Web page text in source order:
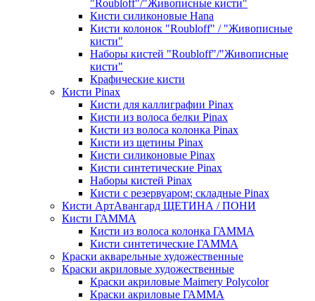
"Roubloff"/"Живописные кисти"
Кисти силиконовые Hana
Кисти колонок "Roubloff" / "Живописные
кисти"
Наборы кистей "Roubloff"/"Живописные
кисти"
Крафические кисти
Кисти Pinax
Кисти для каллиграфии Pinax
Кисти из волоса белки Pinax
Кисти из волоса колонка Pinax
Кисти из щетины Pinax
Кисти силиконовые Pinax
Кисти синтетические Pinax
Наборы кистей Pinax
Кисти с резервуаром; складные Pinax
Кисти АртАвангард ЩЕТИНА / ПОНИ
Кисти ГАММА
Кисти из волоса колонка ГАММА
Кисти синтетические ГАММА
Краски акварельные художественные
Краски акриловые художественные
Краски акриловые Maimery Polycolor
Краски акриловые ГАММА